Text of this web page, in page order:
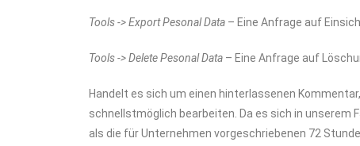
Tools -> Export Pesonal Data – Eine Anfrage auf
Tools -> Delete Pesonal Data – Eine Anfrage auf
Handelt es sich um einen hinterlassenen
schnellstmöglich bearbeiten. Da es sich in unserem
als die für Unternehmen vorgeschriebenen 72